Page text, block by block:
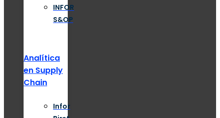
INFOR
S&OP
Analítica
en Supply
Chain
Infor